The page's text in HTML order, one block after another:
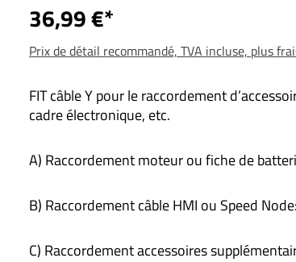
36,99 €*
Prix de détail recommandé, TVA incluse, plus
FIT câble Y pour le raccordement
cadre électronique, etc.
A) Raccordement moteur ou fiche de
B) Raccordement câble HMI ou Speed
C) Raccordement accessoires